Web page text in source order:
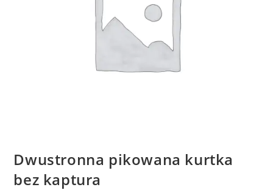
Dwustronna pikowana kurtka
bez kaptura